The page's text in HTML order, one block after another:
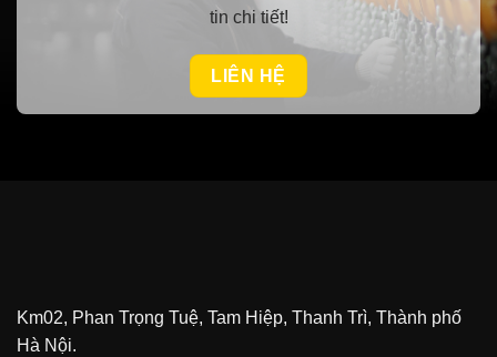
tin chi tiết!
LIÊN HỆ
Km02, Phan Trọng Tuệ, Tam Hiệp, Thanh Trì, Thành phố
Hà Nội.